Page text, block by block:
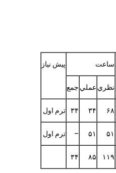
ساعت پيش نياز
نظري عملي جمع
۶۸ ۳۴ ۳۴ ترم اول
۵۱ ۵۱ – ترم اول
۱۱۹ ۸۵ ۳۴